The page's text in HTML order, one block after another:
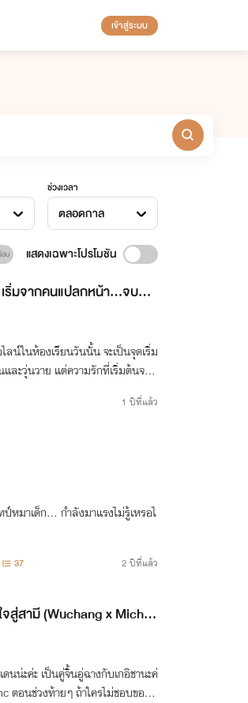
เข้าสู่ระบบ
ช่วงเวลา
ตลอดกาล
แสดงเฉพาะโปรโมชัน
ริ่มจากคนแปลกหน้า...จบที่ค
น์ในห้องเรียนวันนั้น จะเป็นจุดเริ่ม
ะวุ่นวาย แต่ความรักที่เริ่มต้นจาก
1 ปีที่แล้ว
หมาเด็ก... กำลังมาแรงไม่รู้เหรอไ
37 2 ปีที่แล้ว
สู่สามี (Wuchang x Michik
นน่ะค่ะ เป็นคู่จิ้นอู่ฉางกับเกอิชานะค่
ตอนช่วงท้ายๆ ถ้าใครไม่ชอบขอผ่า